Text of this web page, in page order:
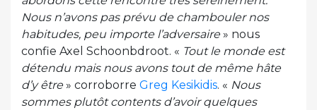
Nous n’avons pas prévu de chambouler nos
habitudes, peu importe l’adversaire» nous
confie Axel Schoonbdroot. « Tout le monde est
détendu mais nous avons tout de même hâte
d’y être» corroborre Greg Kesikidis. « Nous
sommes plutôt contents d’avoir quelques